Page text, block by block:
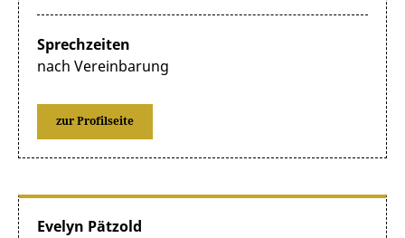
Sprechzeiten
nach Vereinbarung
zur Profilseite
Evelyn Pätzold